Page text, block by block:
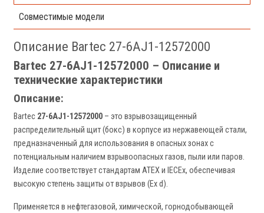
Совместимые модели
Описание Bartec 27-6AJ1-12572000
Bartec 27-6AJ1-12572000 – Описание и
технические характеристики
Описание:
Bartec 27-6AJ1-12572000 – это взрывозащищенный
распределительный щит (бокс) в корпусе из нержавеющей стали,
предназначенный для использования в опасных зонах с
потенциальным наличием взрывоопасных газов, пыли или паров.
Изделие соответствует стандартам ATEX и IECEx, обеспечивая
высокую степень защиты от взрывов (Ex d).
Применяется в нефтегазовой, химической, горнодобывающей